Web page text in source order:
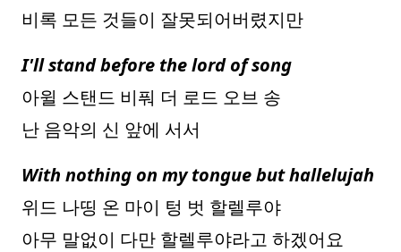
비록 모든 것들이 잘못되어버렸지만
I'll stand before the lord of song
아윌 스탠드 비풔 더 로드 오브 송
난 음악의 신 앞에 서서
With nothing on my tongue but hallelujah
위드 나띵 온 마이 텅 벗 할렐루야
아무 말없이 다만 할렐루야라고 하겠어요